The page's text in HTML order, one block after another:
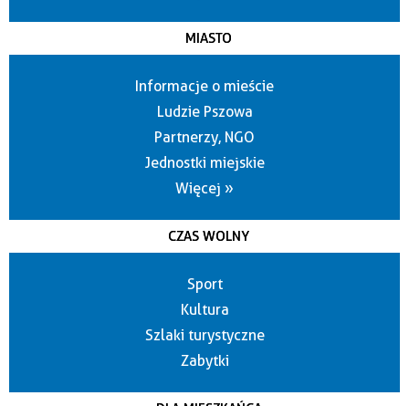
MIASTO
Informacje o mieście
Ludzie Pszowa
Partnerzy, NGO
Jednostki miejskie
Więcej »
CZAS WOLNY
Sport
Kultura
Szlaki turystyczne
Zabytki